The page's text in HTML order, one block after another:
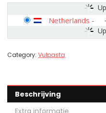
Netherlands -
Category: Vulpasta
Beschrijving
Extra informatie